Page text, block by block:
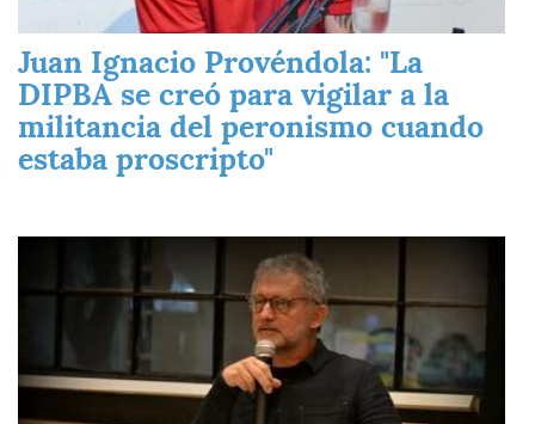
Juan Ignacio Provéndola: "La
DIPBA se creó para vigilar a la
militancia del peronismo cuando
estaba proscripto"